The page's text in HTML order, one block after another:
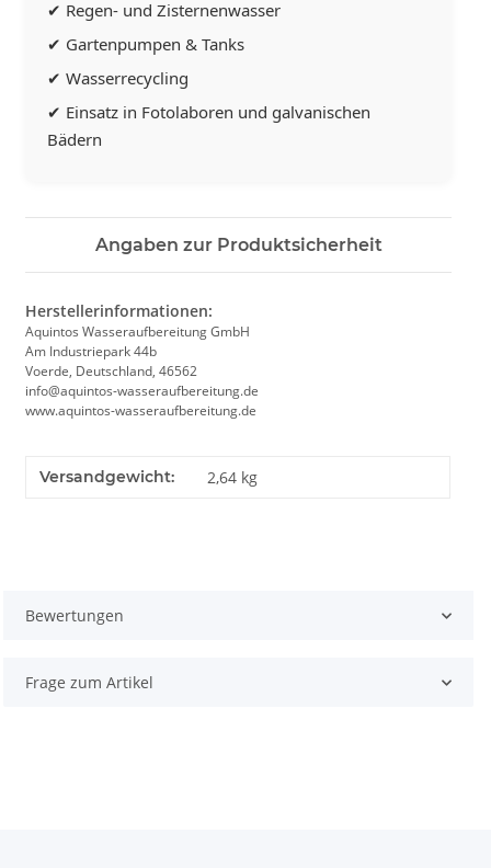
✔ Regen- und Zisternenwasser
✔ Gartenpumpen & Tanks
✔ Wasserrecycling
✔ Einsatz in Fotolaboren und galvanischen
Bädern
Angaben zur Produktsicherheit
Herstellerinformationen:
Aquintos Wasseraufbereitung GmbH
Am Industriepark 44b
Voerde, Deutschland, 46562
info@aquintos-wasseraufbereitung.de
www.aquintos-wasseraufbereitung.de
Versandgewicht: 2,64 kg
Bewertungen
Frage zum Artikel